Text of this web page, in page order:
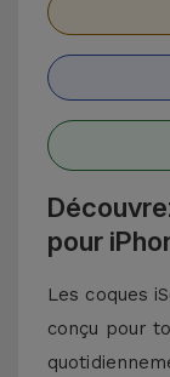
pour
Les coques
conçu pour